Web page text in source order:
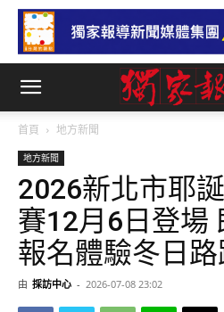
首頁 地方新聞
地方新聞
2026新北市耶
賽12月6日登場
報名體驗冬日路
由 採訪中心 - 2026-07-08 23:02